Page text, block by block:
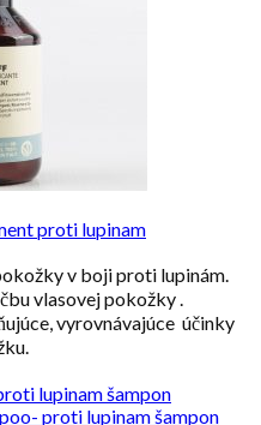
proti lupinam
v boji proti lupinám.
vlasovej pokožky .
vyrovnávajúce účinky